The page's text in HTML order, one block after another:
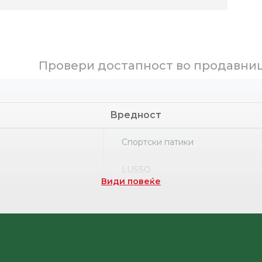
Провери достапност во
Вредност
Спортски патики
LUSSO
Види повеќе